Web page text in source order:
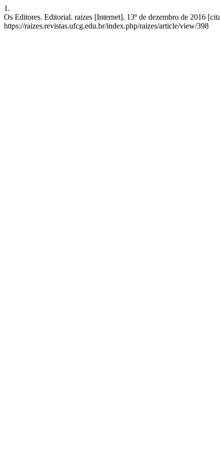
1.
Os Editores. Editorial. raizes [Internet]. 13º de dezembro de 2016
https://raizes.revistas.ufcg.edu.br/index.php/raizes/article/view/398